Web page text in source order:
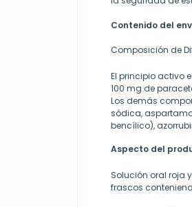
Contenido del
Composición de
El principio activo
100 mg de
Los demás
sódica,
bencílico),
Aspecto del
Solución oral roja
frascos